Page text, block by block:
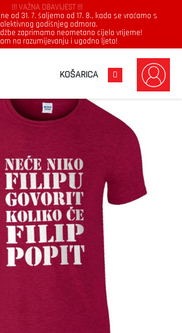
!!! VAŽNA OBAVIJEST !!!
od 31. 7. šaljemo od 17. 8., kada se vraćamo s
godišnjeg odmora.
zaprimamo neometano cijelo vrijeme!
na razumijevanju i ugodno ljeto!
KOŠARICA 0
NEĆE NIKO FILIPU GOVORIT KOLIKO ĆE FILIP POPIT